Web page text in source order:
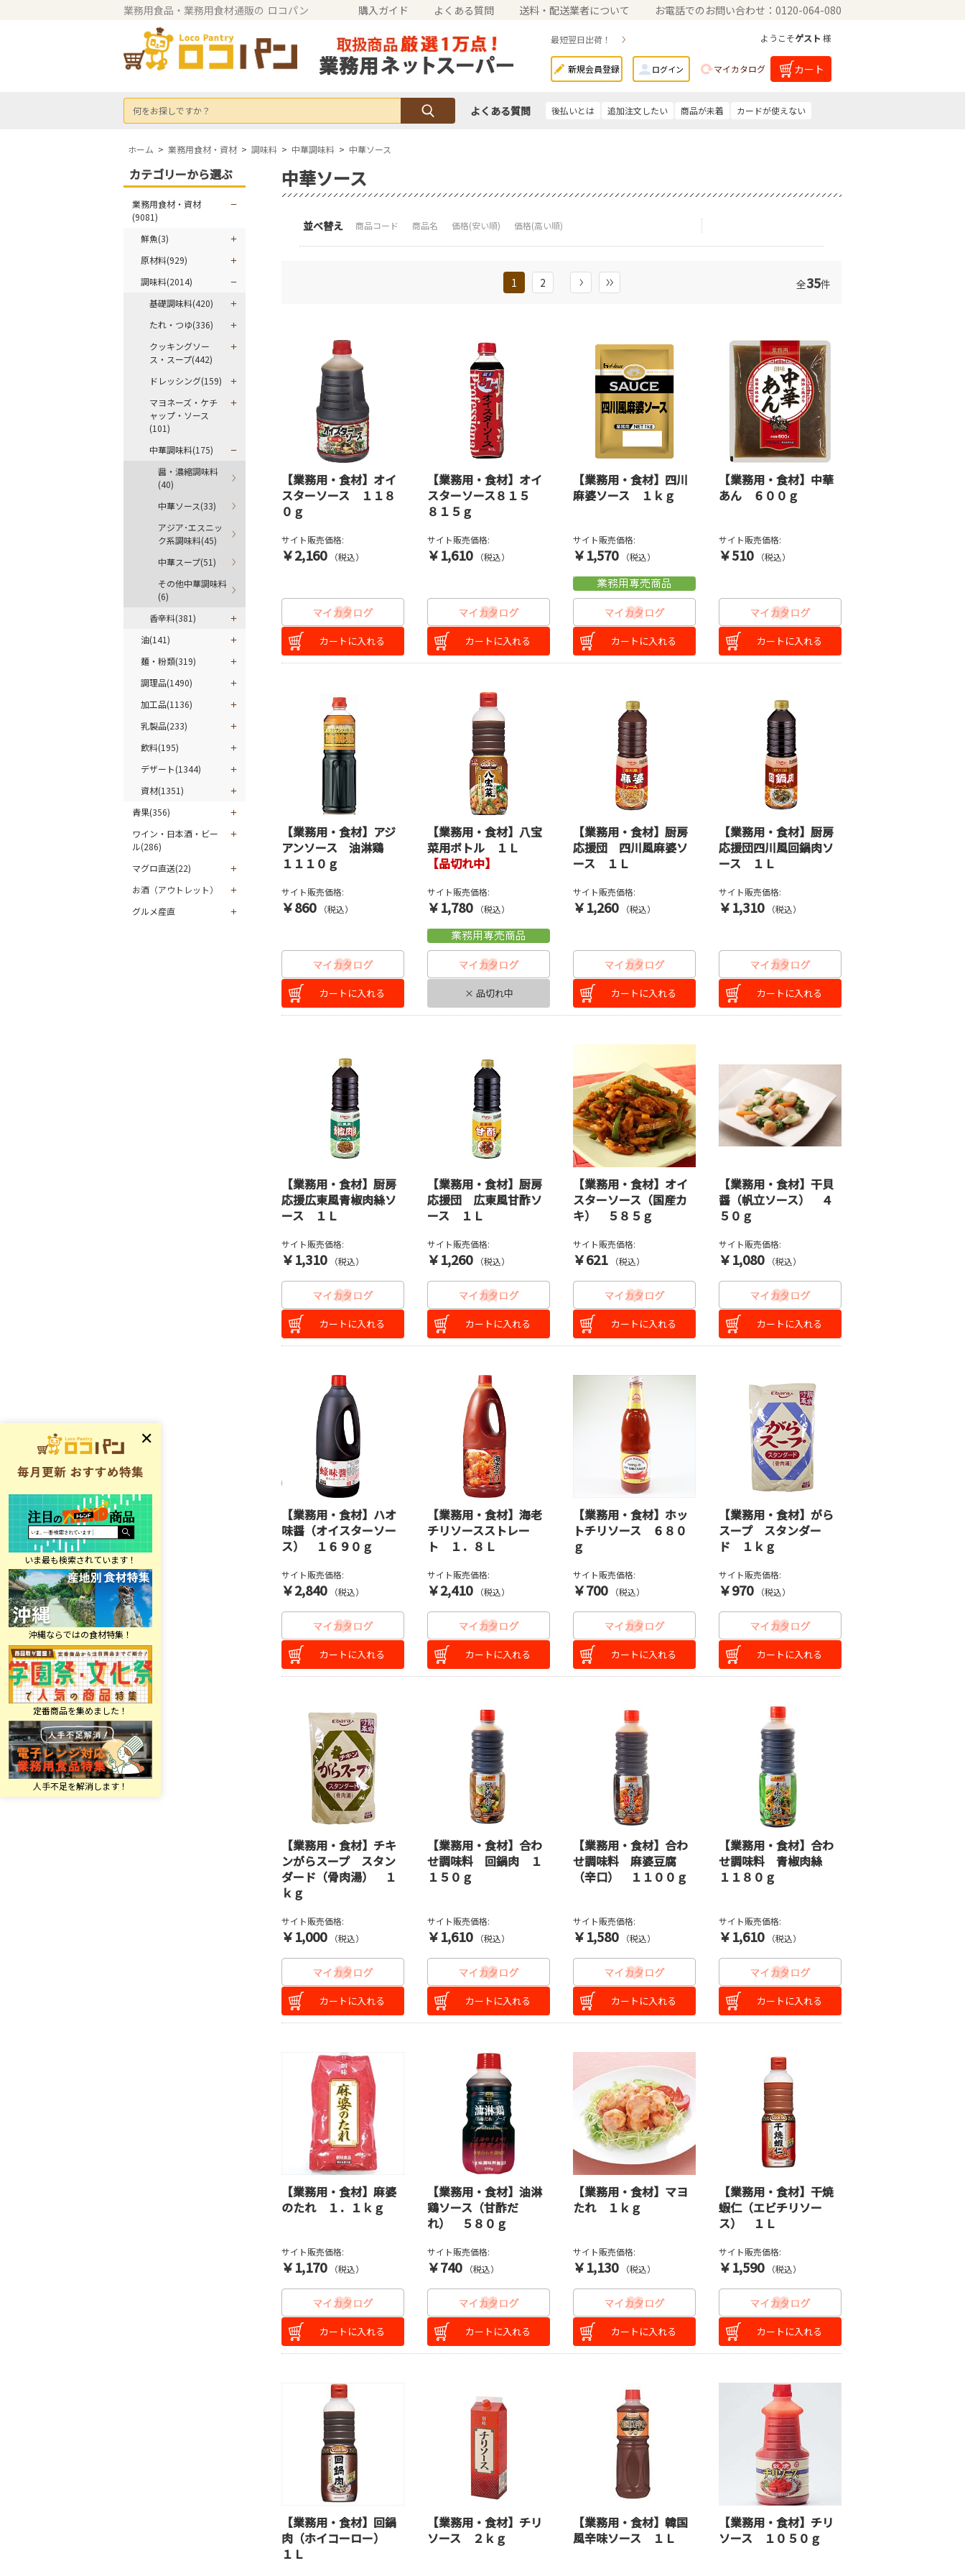
業務用食品・業務用食材通販の ロコパン 購入ガイド よくある質問 送料・配送業者について お電話でのお問い合わせ：0120-064-080
最短翌日出荷！ ようこそゲスト 様
新規会員登録 ログイン マイカタログ カート
何をお探しですか？ よくある質問 後払いとは 追加注文したい 商品が未着 カードが使えない
ホーム > 業務用食材・資材 > 調味料 > 中華調味料 > 中華ソース
中華ソース
並べ替え 商品コード 商品名 価格(安い順) 価格(高い順)
全35件
1 2
【業務用・食材】オイ
スターソース １１８
０ｇ
サイト販売価格:
￥2,160 （税込）
カートに入れる
【業務用・食材】オイ
スターソース８１５
８１５ｇ
サイト販売価格:
￥1,610 （税込）
カートに入れる
【業務用・食材】四川
麻婆ソース １ｋｇ
サイト販売価格:
￥1,570 （税込）
カートに入れる
【業務用・食材】中華
あん ６００ｇ
サイト販売価格:
￥510 （税込）
カートに入れる
【業務用・食材】アジ
アンソース 油淋鶏
１１１０ｇ
サイト販売価格:
￥860 （税込）
カートに入れる
【業務用・食材】八宝
菜用ボトル １Ｌ
【品切れ中】
サイト販売価格:
￥1,780 （税込）
× 品切れ中
【業務用・食材】厨房
応援団 四川風麻婆ソ
ース １Ｌ
サイト販売価格:
￥1,260 （税込）
カートに入れる
【業務用・食材】厨房
応援団四川風回鍋肉ソ
ース １Ｌ
サイト販売価格:
￥1,310 （税込）
カートに入れる
【業務用・食材】厨房
応援広東風青椒肉絲ソ
ース １Ｌ
サイト販売価格:
￥1,310 （税込）
カートに入れる
【業務用・食材】厨房
応援団 広東風甘酢ソ
ース １Ｌ
サイト販売価格:
￥1,260 （税込）
カートに入れる
【業務用・食材】オイ
スターソース（国産カ
キ） ５８５ｇ
サイト販売価格:
￥621 （税込）
カートに入れる
【業務用・食材】干貝
醤（帆立ソース） ４
５０ｇ
サイト販売価格:
￥1,080 （税込）
カートに入れる
【業務用・食材】ハオ
味醤（オイスターソー
ス） １６９０ｇ
サイト販売価格:
￥2,840 （税込）
カートに入れる
【業務用・食材】海老
チリソースストレー
ト １．８Ｌ
サイト販売価格:
￥2,410 （税込）
カートに入れる
【業務用・食材】ホッ
トチリソース ６８０
ｇ
サイト販売価格:
￥700 （税込）
カートに入れる
【業務用・食材】がら
スープ スタンダー
ド １ｋｇ
サイト販売価格:
￥970 （税込）
カートに入れる
【業務用・食材】チキ
ンがらスープ スタン
ダード（骨肉湯） １
ｋｇ
サイト販売価格:
￥1,000 （税込）
カートに入れる
【業務用・食材】合わ
せ調味料 回鍋肉 １
１５０ｇ
サイト販売価格:
￥1,610 （税込）
カートに入れる
【業務用・食材】合わ
せ調味料 麻婆豆腐
（辛口） １１００ｇ
サイト販売価格:
￥1,580 （税込）
カートに入れる
【業務用・食材】合わ
せ調味料 青椒肉絲
１１８０ｇ
サイト販売価格:
￥1,610 （税込）
カートに入れる
【業務用・食材】麻婆
のたれ １．１ｋｇ
サイト販売価格:
￥1,170 （税込）
カートに入れる
【業務用・食材】油淋
鶏ソース（甘酢だ
れ） ５８０ｇ
サイト販売価格:
￥740 （税込）
カートに入れる
【業務用・食材】マヨ
たれ １ｋｇ
サイト販売価格:
￥1,130 （税込）
カートに入れる
【業務用・食材】干焼
蝦仁（エビチリソー
ス） １Ｌ
サイト販売価格:
￥1,590 （税込）
カートに入れる
【業務用・食材】回鍋
肉（ホイコーロー）
１Ｌ
【業務用・食材】チリ
ソース ２ｋｇ
【業務用・食材】韓国
風辛味ソース １Ｌ
【業務用・食材】チリ
ソース １０５０ｇ
カテゴリーから選ぶ
業務用食材・資材
(9081)
鮮魚(3)
原材料(929)
調味料(2014)
基礎調味料(420)
たれ・つゆ(336)
クッキングソー
ス・スープ(442)
ドレッシング(159)
マヨネーズ・ケチ
ャップ・ソース
(101)
中華調味料(175)
醤・濃縮調味料
(40)
中華ソース(33)
アジア･エスニッ
ク系調味料(45)
中華スープ(51)
その他中華調味料
(6)
香辛料(381)
油(141)
麺・粉類(319)
調理品(1490)
加工品(1136)
乳製品(233)
飲料(195)
デザート(1344)
資材(1351)
青果(356)
ワイン・日本酒・ビー
ル(286)
マグロ直送(22)
お酒（アウトレット）
グルメ産直